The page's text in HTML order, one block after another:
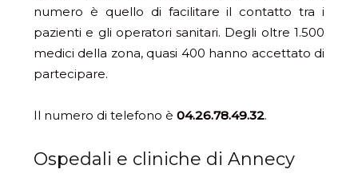
numero è quello di facilitare il contatto tra i
pazienti e gli operatori sanitari. Degli oltre 1.500
medici della zona, quasi 400 hanno accettato di
partecipare.
Il numero di telefono è 04.26.78.49.32.
Ospedali e cliniche di Annecy